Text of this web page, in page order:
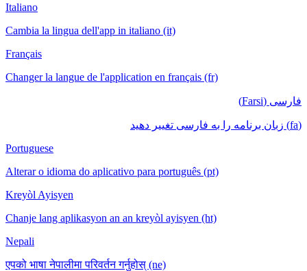
Italiano
Cambia la lingua dell'app in italiano (it)
Français
Changer la langue de l'application en français (fr)
فارسی (Farsi)
(fa) زبان برنامه را به فارسی تغییر دهید
Portuguese
Alterar o idioma do aplicativo para português (pt)
Kreyòl Ayisyen
Chanje lang aplikasyon an an kreyòl ayisyen (ht)
Nepali
एपको भाषा नेपालीमा परिवर्तन गर्नुहोस् (ne)